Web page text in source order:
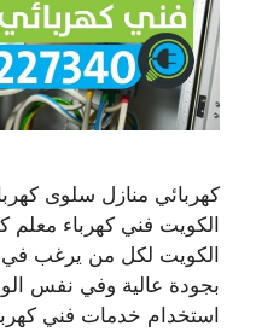
كهربائي منازل سلوى
الكويت فني كهرباء
الكويت لكل من يرغب في
بجودة عالية وفي نفس
استخدام خدمات فني